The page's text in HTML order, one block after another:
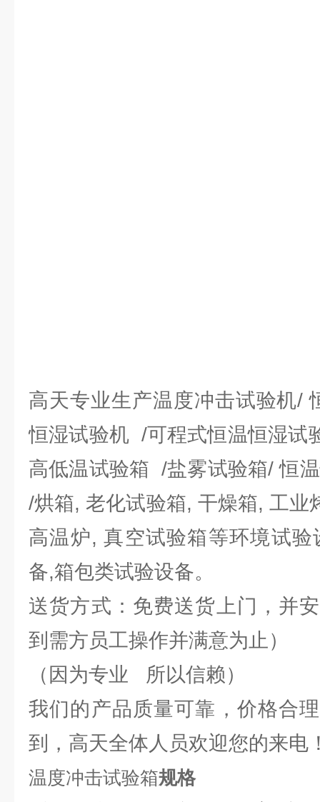
高天专业生产温度冲击试验机/
恒湿试验机 /可程式恒温恒湿试
高低温试验箱 /盐雾试验箱/ 恒
/烘箱, 老化试验箱, 干燥箱, 工业
高温炉, 真空试验箱等环境试
备,箱包类试验设备。
送货方式：免费送货上门，并
到需方员工操作并满意为止）
（因为专业 所以信赖）
我们的产品质量可靠，价格合
到，高天全体人员欢迎您的来电
温度冲击试验箱规格